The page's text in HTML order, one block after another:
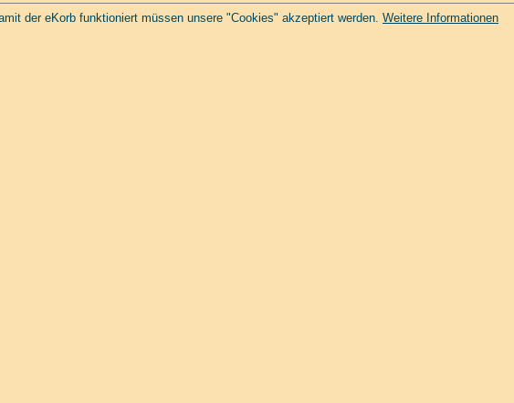
der eKorb funktioniert müssen unsere "Cookies" akzeptiert werden. Weitere Informationen